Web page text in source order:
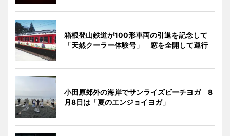
箱根登山鉄道が100形車両の引退を記念して
「天然クーラー体験号」 窓を全開して運行
小田原郊外の海岸でサンライズビーチヨガ 8
月8日は「夏のエンジョイヨガ」